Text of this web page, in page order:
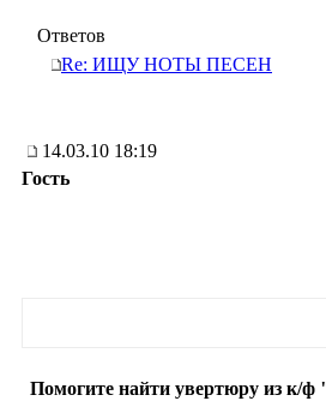
Ответов
Re: ИЩУ НОТЫ ПЕСЕН
14.03.10 18:19
Гость
Помогите найти увертюру из к/ф